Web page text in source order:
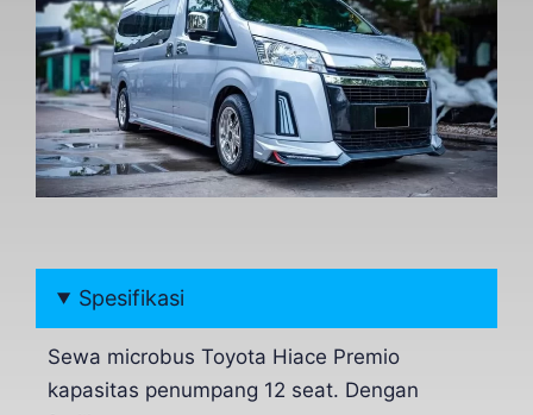
Spesifikasi
Sewa microbus Toyota Hiace Premio
kapasitas penumpang 12 seat. Dengan